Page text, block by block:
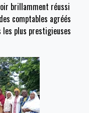
brillamment réussi
comptables agréés
les plus prestigieuses